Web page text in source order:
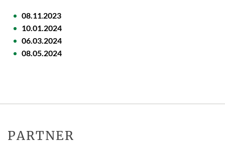
08.11.2023
10.01.2024
06.03.2024
08.05.2024
PARTNER